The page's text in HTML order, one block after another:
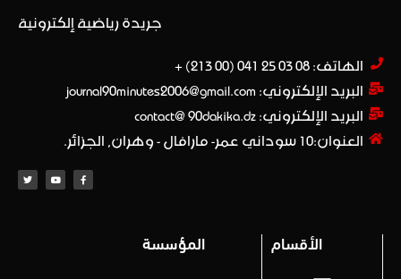
جريدة رياضية إلكترونية
الهاتف: 08 03 25 041 (00 213) +​
البريد الإلكتروني: journal90minutes2006@gmail.com
البريد الإلكتروني: contact@ 90dakika.dz
العنوان:10 سوداني عمر- مارافال - وهران, الجزائر.
الأقسام المؤسسة